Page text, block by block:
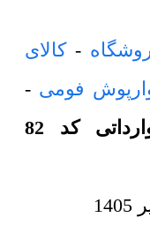
-کالای
فومی -
دیوارپوش فومی ارزان وارداتی کد 82